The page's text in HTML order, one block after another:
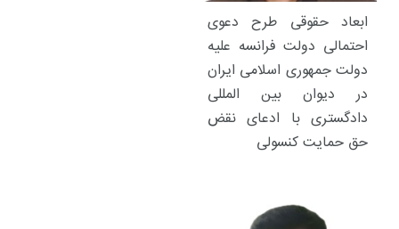
ابعاد حقوقی طرح دعوی
احتمالی دولت فرانسه علیه
دولت جمهوری اسلامی ایران
در دیوان بین المللی
دادگستری با ادعای نقض
حق حمایت کنسولی